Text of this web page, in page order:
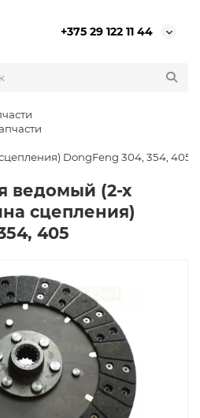
+375 29 122 11 44
DongFeng 304, 354, 405
ведомый (2-х
сцепления)
405